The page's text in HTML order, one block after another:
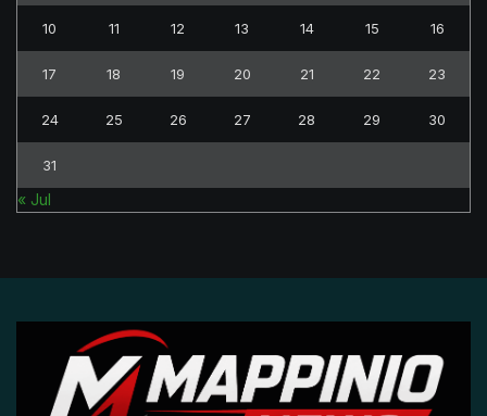
10 11 12 13 14 15 16
17 18 19 20 21 22 23
24 25 26 27 28 29 30
31
« Jul